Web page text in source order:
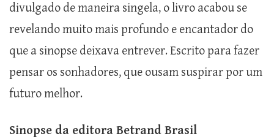
divulgado de maneira singela, o livro acabou se
revelando muito mais profundo e encantador do
que a sinopse deixava entrever. Escrito para fazer
pensar os sonhadores, que ousam suspirar por um
futuro melhor.
Sinopse da editora Betrand Brasil